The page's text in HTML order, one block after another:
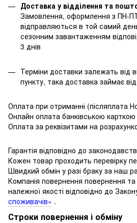
Доставка у відділення та
Замовлення, оформлення з ПН-
відправляються в той самий
сезонним завантаженням
3 днів
Терміни доставки залежать від
пункту, така доставка займає
Оплата при отриманні (післяплата
Онлайн оплата банківською
Оплата за реквізитами на
Гарантія відповідно до
Кожен товар проходить перевірку
Швидкий обмін у разі браку за наш
Компанія повернення повернення та
належної якості відповідно до
споживачів» .
Строки повернення і обміну